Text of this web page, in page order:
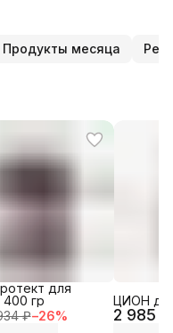
Продукты месяца
₽−26%
для
гр
2 985 ₽
ЦИОН